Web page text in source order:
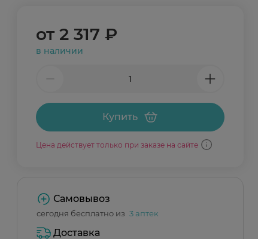
от 2 317 ₽
в наличии
Купить
Цена действует только при заказе на сайте
Самовывоз
сегодня бесплатно из 3 аптек
Доставка